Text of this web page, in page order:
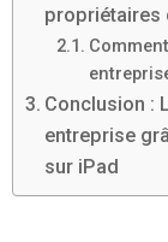
propriétaires
Conclusion :
entreprise
sur iPad